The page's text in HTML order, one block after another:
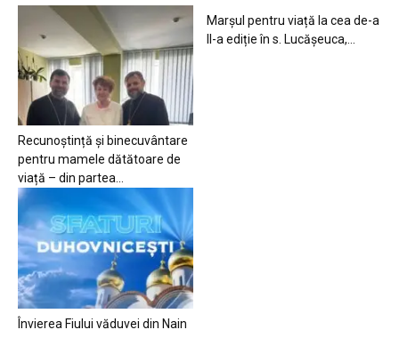
Recunoștință și binecuvântare
pentru mamele dătătoare de
viață – din partea...
Marșul pentru viață la cea de-a
II-a ediție în s. Lucășeuca,...
Învierea Fiului văduvei din Nain